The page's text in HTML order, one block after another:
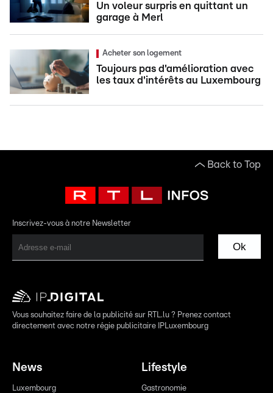
Un voleur surpris en quittant un
garage à Merl
Acheter son logement
Toujours pas d'amélioration avec
les taux d'intérêts au Luxembourg
Back to Top
Inscrivez-vous à notre Newsletter
Ok
Vous souhaitez faire de la publicité sur RTL.lu ? Prenez contact
directement avec notre régie publicitaire IPLuxembourg
News
Luxembourg
Lifestyle
Gastronomie